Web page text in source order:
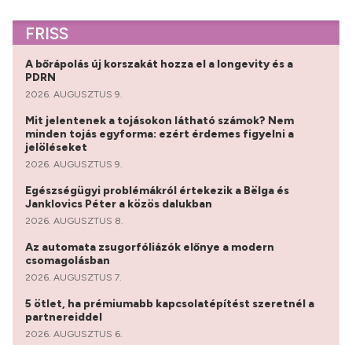
FRISS
A bőrápolás új korszakát hozza el a longevity és a
PDRN
2026. AUGUSZTUS 9.
Mit jelentenek a tojásokon látható számok? Nem
minden tojás egyforma: ezért érdemes figyelni a
jelöléseket
2026. AUGUSZTUS 9.
Egészségügyi problémákról értekezik a Bëlga és
Janklovics Péter a közös dalukban
2026. AUGUSZTUS 8.
Az automata zsugorfóliázók előnye a modern
csomagolásban
2026. AUGUSZTUS 7.
5 ötlet, ha prémiumabb kapcsolatépítést szeretnél a
partnereiddel
2026. AUGUSZTUS 6.